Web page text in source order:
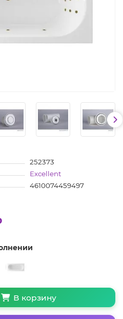
252373
Excellent
4610074459497
В корзину